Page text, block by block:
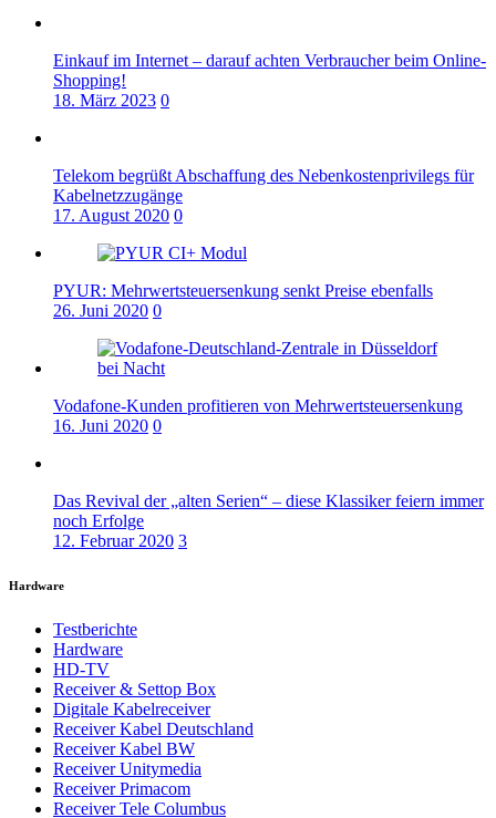
Einkauf im Internet – darauf achten Verbraucher beim Online-
Shopping!
18. März 2023 0
Telekom begrüßt Abschaffung des Nebenkostenprivilegs für
Kabelnetzzugänge
17. August 2020 0
PYUR: Mehrwertsteuersenkung senkt Preise ebenfalls
26. Juni 2020 0
Vodafone-Kunden profitieren von Mehrwertsteuersenkung
16. Juni 2020 0
Das Revival der „alten Serien“ – diese Klassiker feiern immer
noch Erfolge
12. Februar 2020 3
Hardware
Testberichte
Hardware
HD-TV
Receiver & Settop Box
Digitale Kabelreceiver
Receiver Kabel Deutschland
Receiver Kabel BW
Receiver Unitymedia
Receiver Primacom
Receiver Tele Columbus